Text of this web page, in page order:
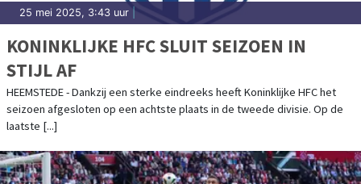
25 mei 2025, 3:43 uur
KONINKLIJKE HFC SLUIT SEIZOEN IN
STIJL AF
HEEMSTEDE - Dankzij een sterke eindreeks heeft Koninklijke HFC het
seizoen afgesloten op een achtste plaats in de tweede divisie. Op de
laatste [...]